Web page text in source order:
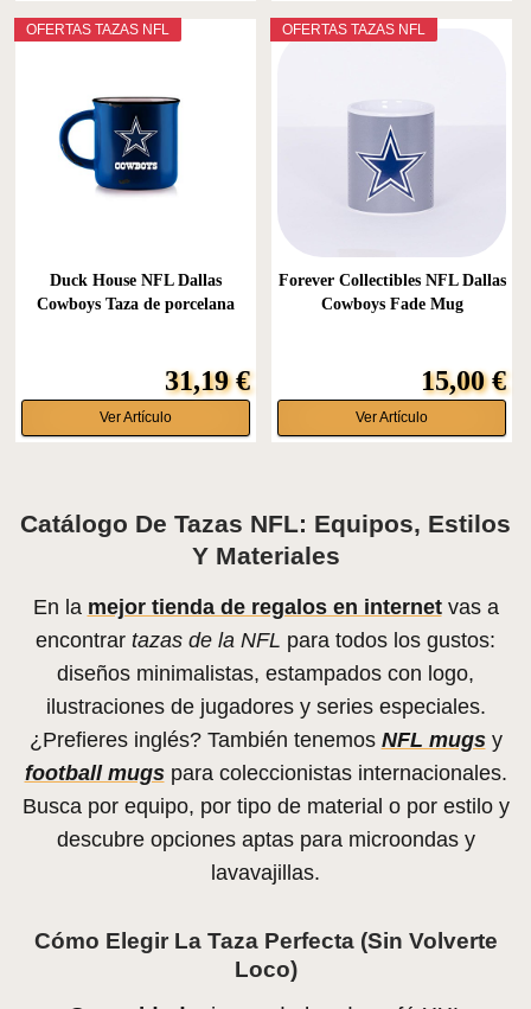
OFERTAS TAZAS NFL
Duck House NFL Dallas
Cowboys Taza de porcelana
31,19 €
Ver Artículo
OFERTAS TAZAS NFL
Forever Collectibles NFL Dallas
Cowboys Fade Mug
15,00 €
Ver Artículo
Catálogo De Tazas NFL: Equipos, Estilos
Y Materiales
En la mejor tienda de regalos en internetvas a
encontrar tazas de la NFL para todos los gustos:
diseños minimalistas, estampados con logo,
ilustraciones de jugadores y series especiales.
¿Prefieres inglés? También tenemos NFL mugsy
football mugspara coleccionistas internacionales.
Busca por equipo, por tipo de material o por estilo y
descubre opciones aptas para microondas y
lavavajillas.
Cómo Elegir La Taza Perfecta (sin Volverte
Loco)